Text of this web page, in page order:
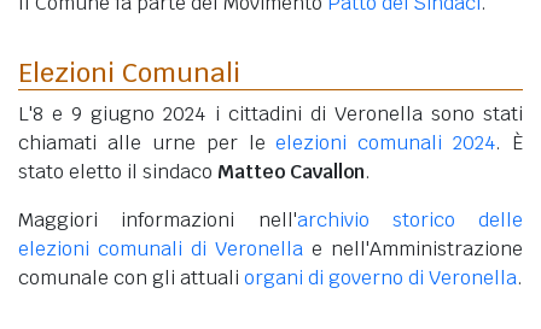
Elezioni Comunali
L'8 e 9 giugno 2024 i cittadini di Veronella sono stati
chiamati alle urne per leelezioni comunali 2024. È
stato eletto il sindaco Matteo Cavallon.
Maggiori informazioni nell'archivio storico delle
elezioni comunali di Veronella e nell'Amministrazione
comunale con gli attuali organi di governo di Veronella.